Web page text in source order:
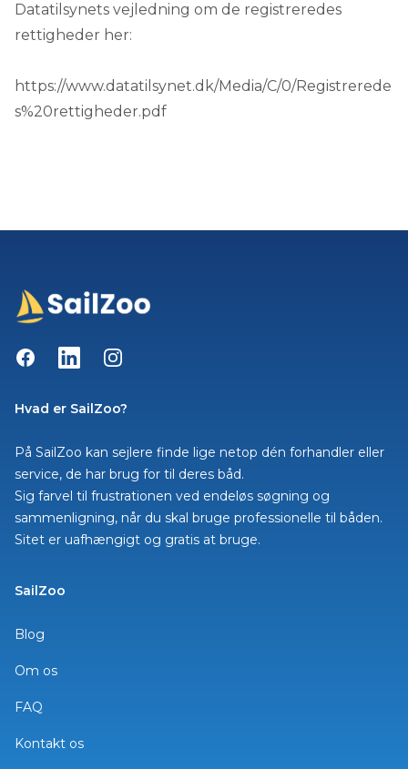
Datatilsynets vejledning om de registreredes
rettigheder her:
https://www.datatilsynet.dk/Media/C/0/Registrerede
s%20rettigheder.pdf
FacebookLinkedInInstagram
Hvad er SailZoo?
På SailZoo kan sejlere finde lige netop dén forhandler eller
service, de har brug for til deres båd.
Sig farvel til frustrationen ved endeløs søgning og
sammenligning, når du skal bruge professionelle til båden.
Sitet er uafhængigt og gratis at bruge.
SailZoo
Blog
Om os
FAQ
Kontakt os